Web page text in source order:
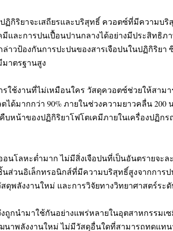
กิริยาจะเสถียรและบริสุทธิ์ ควอตซ์ที่มีความบ
และการปนเปื้อนปานกลางได้อย่างมีประสิทธิ
วป้องกันการปะปนของสารเจือปนในปฏิกิริยา
มาตรฐานสูง
ใช้งานที่ไม่เหมือนใคร วัสดุควอตซ์ช่วยให้สาม
ด้มากกว่า 90% ภายในช่วงความยาวคลื่น 200
บหน้าของปฏิกิริยาโฟโตเคมีภายในเครื่องปฏิ
โลหะต่ำมาก ไม่มีสิ่งเจือปนที่เป็นอันตรายจะ
นส่วนอิเล็กทรอนิกส์ที่มีความบริสุทธิ์สูงจากกา
พลังงานใหม่ และการวิจัยทางวิทยาศาสตร์ระ
กนำมาใช้กันอย่างแพร่หลายในอุตสาหกรรมเ
าพลังงานใหม่ ไม่มีวัสดุอื่นใดที่สามารถทดแท